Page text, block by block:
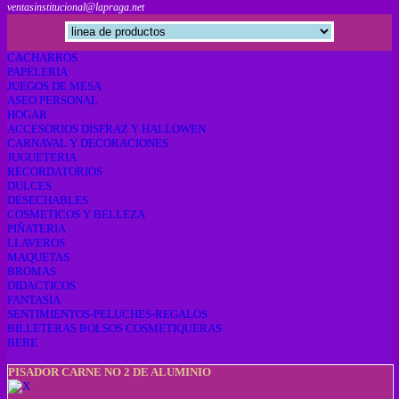
ventasinstitucional@lapraga.net
CACHARROS
PAPELERIA
JUEGOS DE MESA
ASEO PERSONAL
HOGAR
ACCESORIOS DISFRAZ Y HALLOWEN
CARNAVAL Y DECORACIONES
JUGUETERIA
RECORDATORIOS
DULCES
DESECHABLES
COSMETICOS Y BELLEZA
PIÑATERIA
LLAVEROS
MAQUETAS
BROMAS
DIDACTICOS
FANTASIA
SENTIMIENTOS-PELUCHES-REGALOS
BILLETERAS BOLSOS COSMETIQUERAS
BEBE
PISADOR CARNE NO 2 DE ALUMINIO